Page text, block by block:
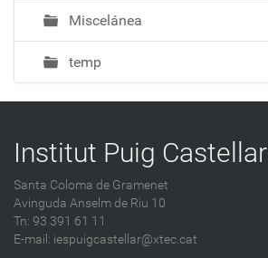
Miscelánea
temp
Institut Puig Castellar
Santa Coloma de Gramenet
Avinguda Anselm de Riu 10
Tn: 93 391 61 11
E-mail: iespuigcastellar@xtec.cat